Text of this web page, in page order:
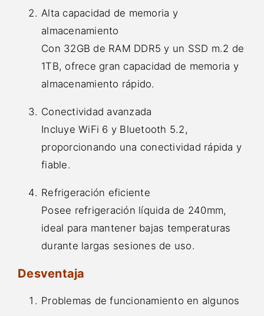
Alta capacidad de memoria y
almacenamiento
Con 32GB de RAM DDR5 y un SSD m.2 de
1TB, ofrece gran capacidad de memoria y
almacenamiento rápido.
Conectividad avanzada
Incluye WiFi 6 y Bluetooth 5.2,
proporcionando una conectividad rápida y
fiable.
Refrigeración eficiente
Posee refrigeración líquida de 240mm,
ideal para mantener bajas temperaturas
durante largas sesiones de uso.
Desventaja
Problemas de funcionamiento en algunos